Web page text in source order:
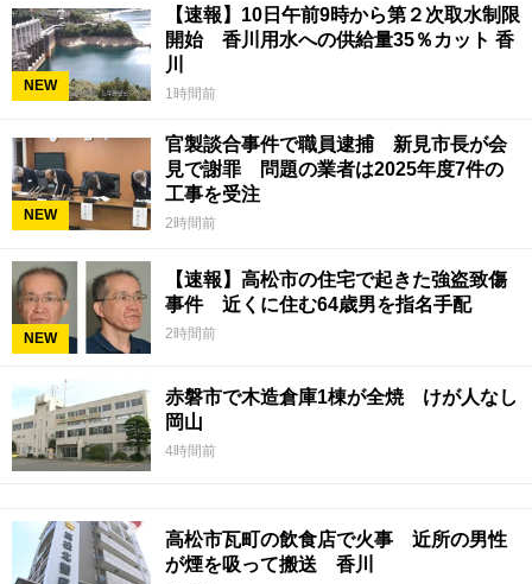
NEW
【速報】10日午前9時から第２次取水制限
開始 香川用水への供給量35％カット 香
川
1時間前
NEW
官製談合事件で職員逮捕 新見市長が会
見で謝罪 問題の業者は2025年度7件の
工事を受注
2時間前
NEW
【速報】高松市の住宅で起きた強盗致傷
事件 近くに住む64歳男を指名手配
2時間前
赤磐市で木造倉庫1棟が全焼 けが人なし
岡山
4時間前
高松市瓦町の飲食店で火事 近所の男性
が煙を吸って搬送 香川